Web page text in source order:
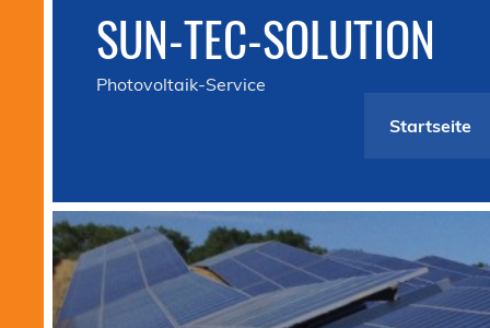
SUN-TEC-SOLUTION
Photovoltaik-Service
Startseite